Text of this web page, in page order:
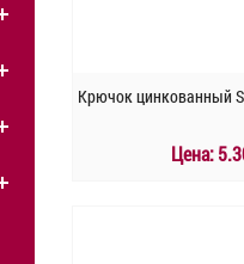
Крючок цинкованный
Цена: